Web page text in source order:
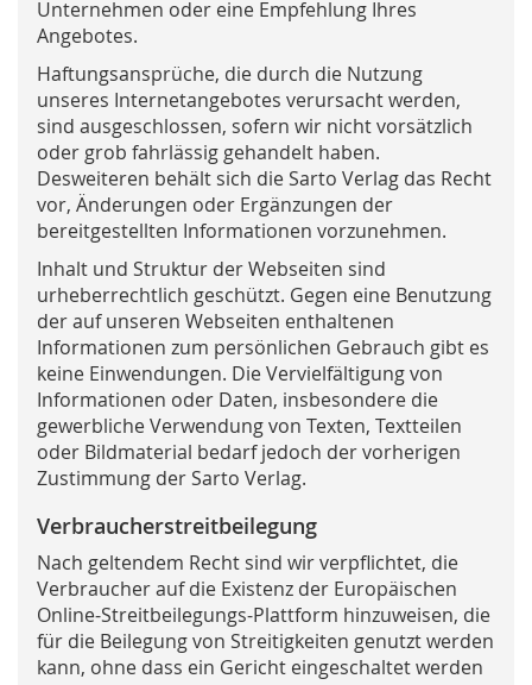
Unternehmen oder eine Empfehlung Ihres
Angebotes.
Haftungsansprüche, die durch die Nutzung
unseres Internetangebotes verursacht werden,
sind ausgeschlossen, sofern wir nicht vorsätzlich
oder grob fahrlässig gehandelt haben.
Desweiteren behält sich die Sarto Verlag das Recht
vor, Änderungen oder Ergänzungen der
bereitgestellten Informationen vorzunehmen.
Inhalt und Struktur der Webseiten sind
urheberrechtlich geschützt. Gegen eine Benutzung
der auf unseren Webseiten enthaltenen
Informationen zum persönlichen Gebrauch gibt es
keine Einwendungen. Die Vervielfältigung von
Informationen oder Daten, insbesondere die
gewerbliche Verwendung von Texten, Textteilen
oder Bildmaterial bedarf jedoch der vorherigen
Zustimmung der Sarto Verlag.
Verbraucherstreitbeilegung
Nach geltendem Recht sind wir verpflichtet, die
Verbraucher auf die Existenz der Europäischen
Online-Streitbeilegungs-Plattform hinzuweisen, die
für die Beilegung von Streitigkeiten genutzt werden
kann, ohne dass ein Gericht eingeschaltet werden